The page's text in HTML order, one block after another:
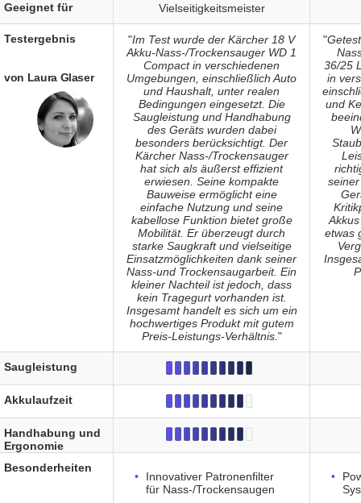
Vielseitigkeitsmeister
"Im Test wurde der Kärcher 18 V
Akku-Nass-/Trockensauger WD 1
Compact in verschiedenen
Umgebungen, einschließlich Auto
und Haushalt, unter realen
Bedingungen eingesetzt. Die
Saugleistung und Handhabung
des Geräts wurden dabei
besonders berücksichtigt. Der
Kärcher Nass-/Trockensauger
hat sich als äußerst effizient
erwiesen. Seine kompakte
Bauweise ermöglicht eine
einfache Nutzung und seine
kabellose Funktion bietet große
Mobilität. Er überzeugt durch
starke Saugkraft und vielseitige
Einsatzmöglichkeiten dank seiner
Nass-und Trockensaugarbeit. Ein
kleiner Nachteil ist jedoch, dass
kein Tragegurt vorhanden ist.
Insgesamt handelt es sich um ein
hochwertiges Produkt mit gutem
Preis-Leistungs-Verhältnis."
"
36/25
in
und
etwas
Innovativer Patronenfilter
für Nass-/Trockensaugen
Geeignet für
Testergebnis
von Laura Glaser
Saugleistung
Akkulaufzeit
Handhabung und
Ergonomie
Besonderheiten